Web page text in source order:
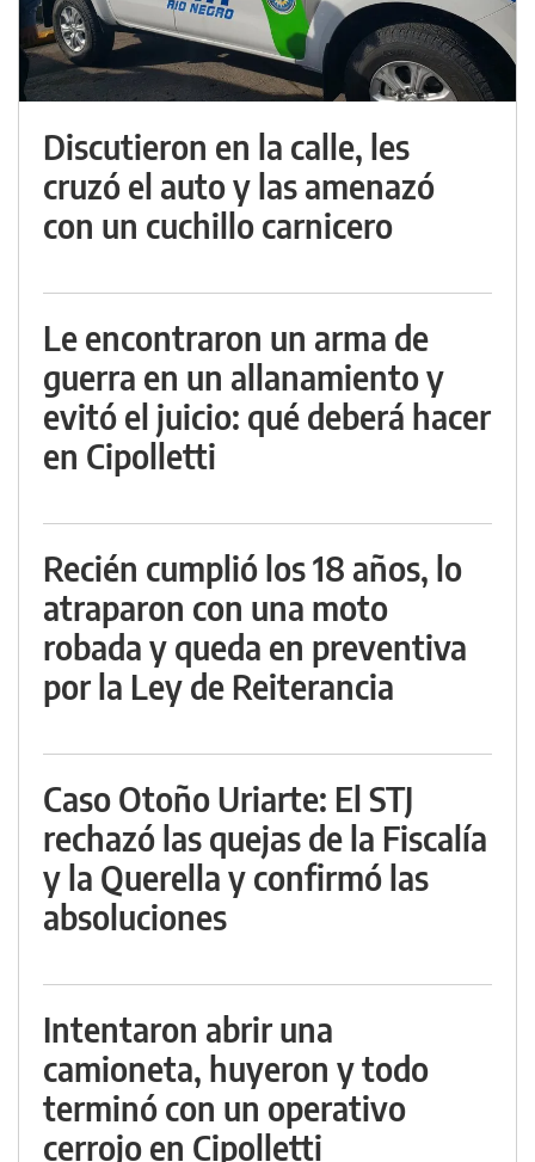
Discutieron en la calle, les
cruzó el auto y las amenazó
con un cuchillo carnicero
Le encontraron un arma de
guerra en un allanamiento y
evitó el juicio: qué deberá hacer
en Cipolletti
Recién cumplió los 18 años, lo
atraparon con una moto
robada y queda en preventiva
por la Ley de Reiterancia
Caso Otoño Uriarte: El STJ
rechazó las quejas de la Fiscalía
y la Querella y confirmó las
absoluciones
Intentaron abrir una
camioneta, huyeron y todo
terminó con un operativo
cerrojo en Cipolletti